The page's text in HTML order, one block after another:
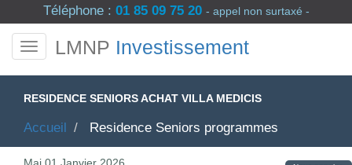
Téléphone : 01 85 09 75 20 - appel non surtaxé -
LMNP Investissement
RESIDENCE SENIORS ACHAT VILLA MEDICIS
Accueil Residence Seniors programmes